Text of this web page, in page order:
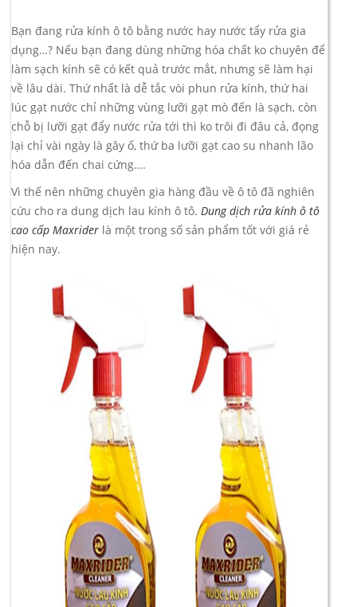
Bạn đang rửa kính ô tô bằng nước hay nước tẩy rửa gia
dụng…? Nếu bạn đang dùng những hóa chất ko chuyên để
làm sạch kính sẽ có kết quả trước mắt, nhưng sẽ làm hại
về lâu dài. Thứ nhất là dễ tắc vòi phun rửa kính, thứ hai
lúc gạt nước chỉ những vùng lưỡi gạt mò đến là sạch, còn
chỗ bị lưỡi gạt đẩy nước rửa tới thì ko trôi đi đâu cả, đọng
lại chỉ vài ngày là gây ố, thứ ba lưỡi gạt cao su nhanh lão
hóa dẫn đến chai cứng….
Vì thế nên những chuyên gia hàng đầu về ô tô đã nghiên
cứu cho ra dung dịch lau kính ô tô.Dung dịch rửa kính ô tô
cao cấp Maxrider là một trong số sản phẩm tốt với giá rẻ
hiện nay.